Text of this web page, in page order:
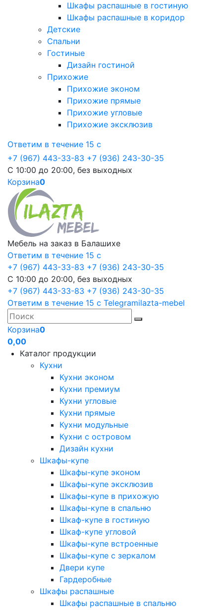
Шкафы распашные в гостиную
Шкафы распашные в коридор
Детские
Спальни
Гостиные
Дизайн гостиной
Прихожие
Прихожие эконом
Прихожие прямые
Прихожие угловые
Прихожие эксклюзив
Ответим в течение 15 с
+7 (967) 443-33-83 +7 (936) 243-30-35
С 10:00 до 20:00, без выходных
Корзина0
Мебель на заказ в Балашихе
Ответим в течение 15 с
+7 (967) 443-33-83 +7 (936) 243-30-35
С 10:00 до 20:00, без выходных
+7 (967) 443-33-83 +7 (936) 243-30-35
Ответим в течение 15 с Telegramilazta-mebel
Корзина0
0,00
Каталог продукции
Кухни
Кухни эконом
Кухни премиум
Кухни угловые
Кухни прямые
Кухни модульные
Кухни с островом
Дизайн кухни
Шкафы-купе
Шкафы-купе эконом
Шкафы-купе эксклюзив
Шкафы-купе в прихожую
Шкафы-купе в спальню
Шкаф-купе в гостиную
Шкаф-купе угловой
Шкафы-купе встроенные
Шкафы-купе с зеркалом
Двери купе
Гардеробные
Шкафы распашные
Шкафы распашные в спальню